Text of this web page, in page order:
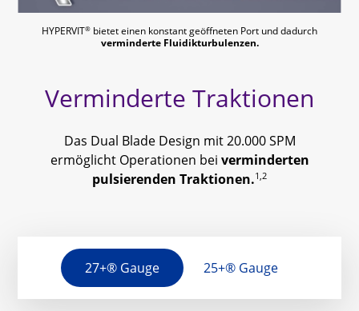
HYPERVIT® bietet einen konstant geöffneten Port und dadurch
verminderte Fluidikturbulenzen.
Verminderte Traktionen
Das Dual Blade Design mit 20.000 SPM
ermöglicht Operationen bei verminderten
pulsierenden Traktionen.1,2
27+® Gauge 25+® Gauge